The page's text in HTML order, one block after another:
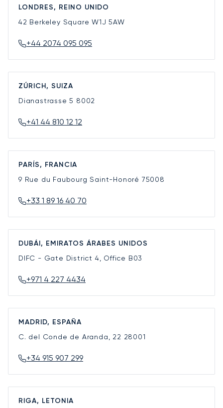
LONDRES, REINO UNIDO
42 Berkeley SquareW1J 5AW
+44 2074 095 095
ZÚRICH, SUIZA
Dianastrasse 5 8002
+41 44 810 12 12
PARÍS, FRANCIA
9 Rue du Faubourg Saint-Honoré 75008
+33 1 89 16 40 70
DUBÁI, EMIRATOS ÁRABES UNIDOS
DIFC - Gate District 4, Office B03
+971 4 227 4434
MADRID, ESPAÑA
C. del Conde de Aranda, 22 28001
+34 915 907 299
RIGA, LETONIA